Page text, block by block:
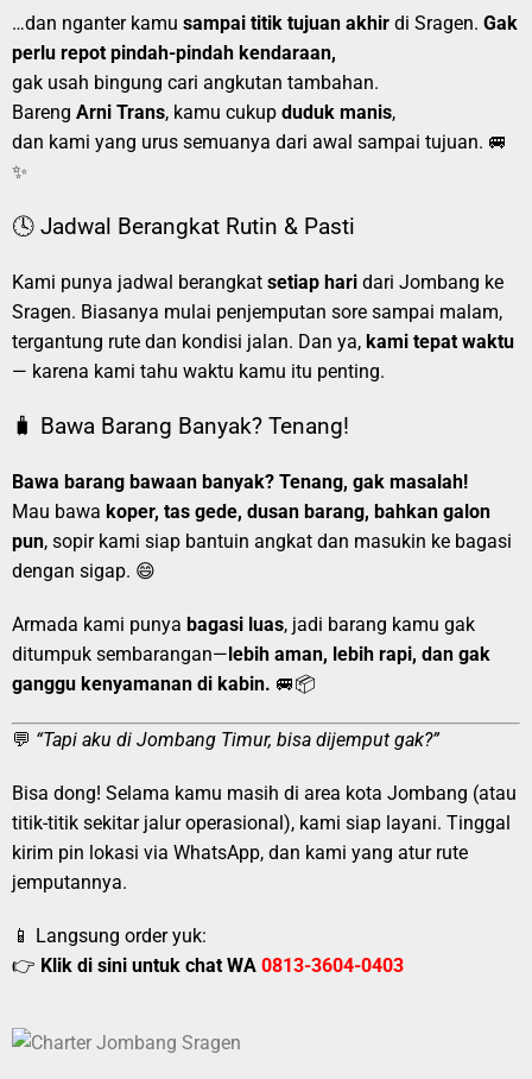
…dan nganter kamu sampai titik tujuan akhir di Sragen. Gak
perlu repot pindah-pindah kendaraan,
gak usah bingung cari angkutan tambahan.
Bareng Arni Trans, kamu cukup duduk manis,
dan kami yang urus semuanya dari awal sampai tujuan. 🚐
✨
🕓 Jadwal Berangkat Rutin & Pasti
Kami punya jadwal berangkat setiap hari dari Jombang ke
Sragen. Biasanya mulai penjemputan sore sampai malam,
tergantung rute dan kondisi jalan. Dan ya, kami tepat waktu
— karena kami tahu waktu kamu itu penting.
🧳 Bawa Barang Banyak? Tenang!
Bawa barang bawaan banyak? Tenang, gak masalah!
Mau bawa koper, tas gede, dusan barang, bahkan galon
pun, sopir kami siap bantuin angkat dan masukin ke bagasi
dengan sigap. 😄
Armada kami punya bagasi luas, jadi barang kamu gak
ditumpuk sembarangan—lebih aman, lebih rapi, dan gak
ganggu kenyamanan di kabin. 🚐📦
💬 “Tapi aku di Jombang Timur, bisa dijemput gak?”
Bisa dong! Selama kamu masih di area kota Jombang (atau
titik-titik sekitar jalur operasional), kami siap layani. Tinggal
kirim pin lokasi via WhatsApp, dan kami yang atur rute
jemputannya.
📱 Langsung order yuk:
👉 Klik di sini untuk chat WA 0813-3604-0403